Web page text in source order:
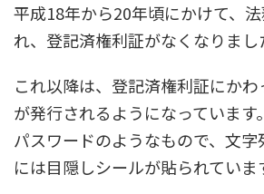
平成18年から20年頃にかけて、
れ、登記済権利証がなくなりまし
これ以降は、登記済権利証にかわ
が発行されるようになっています
パスワードのようなもので、文
には目隠しシールが貼られていま